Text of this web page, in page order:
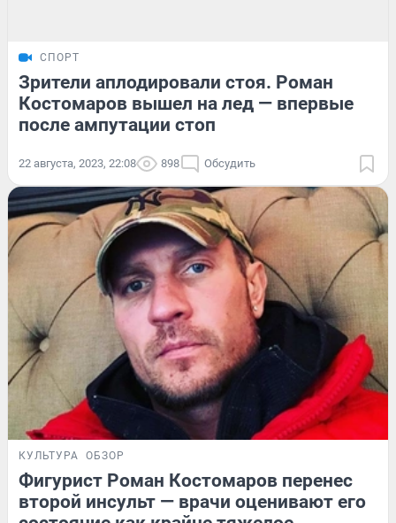
СПОРТ
Зрители аплодировали стоя. Роман
Костомаров вышел на лед — впервые
после ампутации стоп
22 августа, 2023, 22:08 898 Обсудить
КУЛЬТУРА ОБЗОР
Фигурист Роман Костомаров перенес
второй инсульт — врачи оценивают его